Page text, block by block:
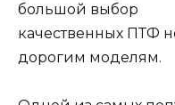
большой выбор
качественных ПТФ
дорогим моделям.